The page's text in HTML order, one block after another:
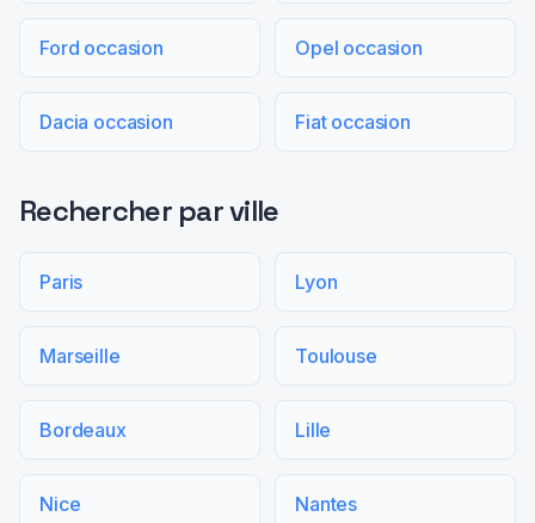
Ford occasion Opel occasion
Dacia occasion Fiat occasion
Rechercher par ville
Paris Lyon
Marseille Toulouse
Bordeaux Lille
Nice Nantes